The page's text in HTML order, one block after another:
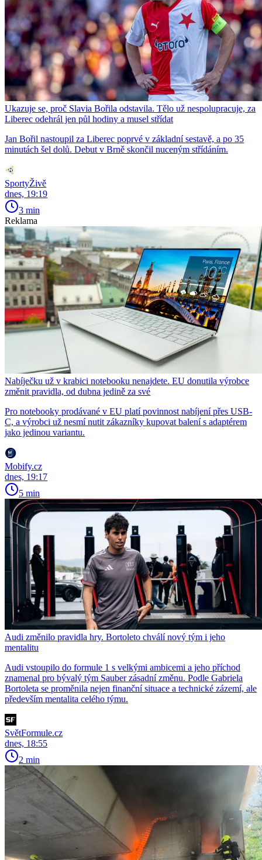
Ukazuje se, proč Slavia Bořila odstavila. Tělo už nespolupracuje, za
Liberec odehrál jen půl hodiny a musel střídat
Jan Bořil nastoupil za Liberec poprvé v základní sestavě, a po 35
minutách šel dolů. Debut v Brně skončil nuceným střídáním.
SportyŽivě
dnes, 19:19
3 min
Reklama
Nabíječku už v krabici notebooku nenajdete. EU donutila výrobce
změnit pravidla, od dubna jedině za své
Pro notebooky prodávané v EU platí povinnost nabíjení přes USB-
C, a výrobci už nesmí nutit zákazníky kupovat balení s adaptérem
jako jedinou variantu.
Mobify.cz
dnes, 19:17
5 min
Audi změnilo pravidla hry. Bortoleto chválí nový tým i jeho
mentalitu
Audi vstoupilo do formule 1 s velkými ambicemi a jeho příchod
znamenal pro bývalý tým Sauber zásadní změnu. Podle Gabriela
Bortoleta se proměnila nejen finanční situace a technické zázemí, ale
především mentalita celého týmu.
SvětFormule.cz
dnes, 18:55
2 min